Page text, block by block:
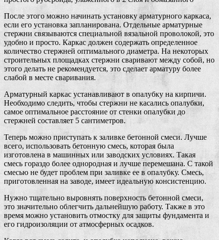
После этого можно начинать установку арматурного каркаса,
если его установка запланирована. Отдельные арматурные
стержни связываются специальной вязальной проволокой, это
удобно и просто. Каркас должен содержать определенное
количество стержней оптимального диаметра. На некоторых
строительных площадках стержни сваривают между собой, но
этого делать не рекомендуется, это сделает арматуру более
слабой в месте сваривания.
Арматурный каркас устанавливают в опалубку на кирпичи.
Необходимо следить, чтобы стержни не касались опалубки,
самое оптимальное расстояние от стенки опалубки до
стержней составляет 5 сантиметров.
Теперь можно приступать к заливке бетонной смеси. Лучше
всего, использовать бетонную смесь, которая была
изготовлена в машинных или заводских условиях. Такая
смесь гораздо более однородная и лучше перемешана. С такой
смесью не будет проблем при заливке ее в опалубку. Смесь,
приготовленная на заводе, имеет идеальную консистенцию.
Нужно тщательно выровнять поверхность бетонной смеси,
это значительно облегчить дальнейшую работу. Также в это
время можно установить отмостку для защиты фундамента и
его гидроизоляции от атмосферных осадков.